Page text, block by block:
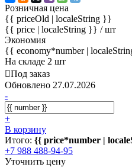
Розничная цена
{{ priceOld | localeString }}
{{ price | localeString }} / шт
Экономия
{{ economy*number |
На складе 2 шт
Под заказ
Обновлено 27.07.2026
-
+
В корзину
Итого: {{ price*number |
+7 988 488-94-95
Уточнить цену